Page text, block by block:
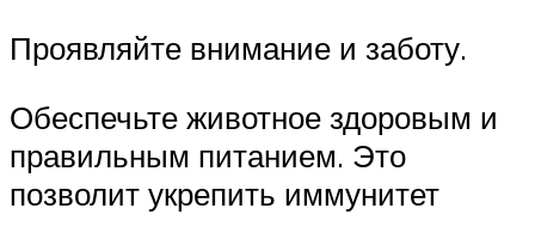
Проявляйте внимание и заботу.
Обеспечьте животное здоровым и
правильным питанием. Это
позволит укрепить иммунитет